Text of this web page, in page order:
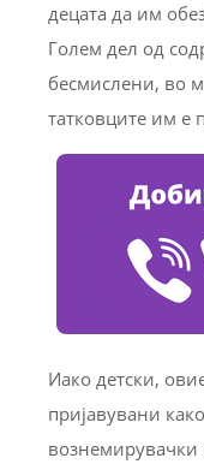
децата да им
Голем дел од
бесмислени, во
татковците им е
Иако детски,
пријавувани
вознемирувачки